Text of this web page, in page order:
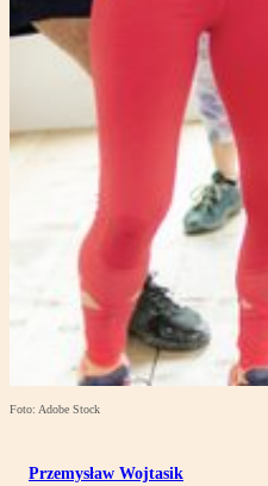
Foto: Adobe Stock
Przemysław Wojtasik